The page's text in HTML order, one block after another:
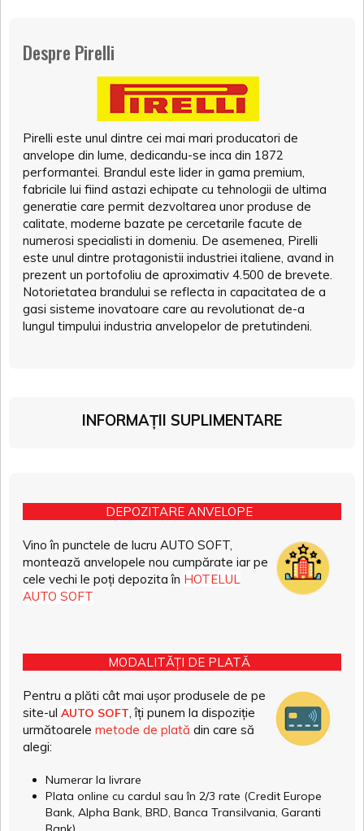
Despre Pirelli
Pirelli este unul dintre cei mai mari producatori de
anvelope din lume, dedicandu-se inca din 1872
performantei. Brandul este lider in gama premium,
fabricile lui fiind astazi echipate cu tehnologii de ultima
generatie care permit dezvoltarea unor produse de
calitate, moderne bazate pe cercetarile facute de
numerosi specialisti in domeniu. De asemenea, Pirelli
este unul dintre protagonistii industriei italiene, avand in
prezent un portofoliu de aproximativ 4.500 de brevete.
Notorietatea brandului se reflecta in capacitatea de a
gasi sisteme inovatoare care au revolutionat de-a
lungul timpului industria anvelopelor de pretutindeni.
INFORMAȚII SUPLIMENTARE
DEPOZITARE ANVELOPE
Vino în punctele de lucru AUTO SOFT,
montează anvelopele nou cumpărate iar pe
cele vechi le poți depozita în HOTELUL
AUTO SOFT
MODALITĂȚI DE PLATĂ
Pentru a plăti cât mai ușor produsele de pe
site-ul AUTO SOFT, îți punem la dispoziție
următoarele metode de plată din care să
alegi:
Numerar la livrare
Plata online cu cardul sau în 2/3 rate (Credit Europe
Bank, Alpha Bank, BRD, Banca Transilvania, Garanti